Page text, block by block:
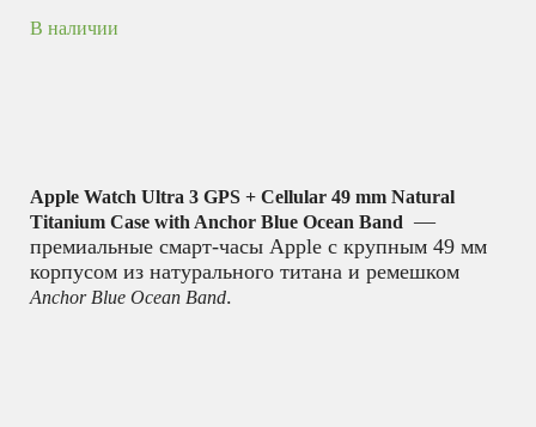
В наличии
Apple Watch Ultra 3 GPS + Cellular 49 mm Natural
Titanium Case with Anchor Blue Ocean Band —
премиальные смарт-часы Apple с крупным 49 мм
корпусом из натурального титана и ремешком
Anchor Blue Ocean Band.